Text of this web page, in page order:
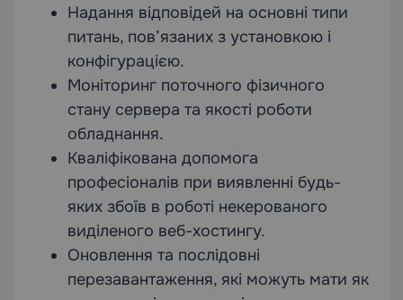
Надання відповідей на основні типи
питань, пов’язаних з установкою і
конфігурацією.
Моніторинг поточного фізичного
стану сервера та якості роботи
обладнання.
Кваліфікована допомога
професіоналів при виявленні будь-
яких збоїв в роботі некерованого
виділеного веб-хостингу.
Оновлення та послідовні
перезавантаження, які можуть мати як